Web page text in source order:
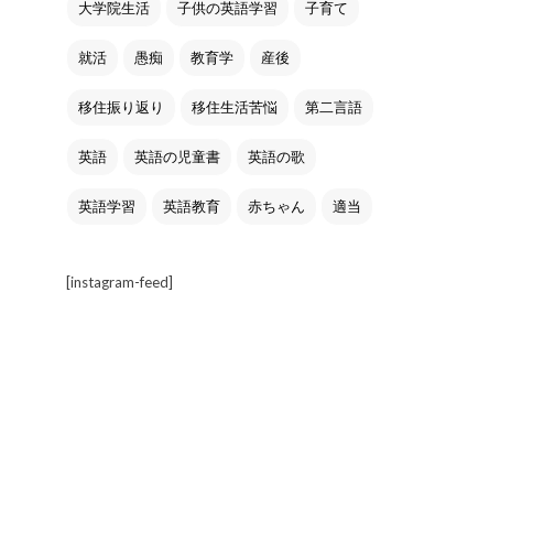
大学院生活 子供の英語学習 子育て
就活 愚痴 教育学 産後
移住振り返り 移住生活苦悩 第二言語
英語 英語の児童書 英語の歌
英語学習 英語教育 赤ちゃん 適当
[instagram-feed]